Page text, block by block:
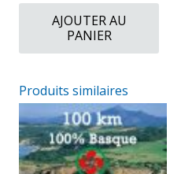
AJOUTER AU
PANIER
Produits similaires